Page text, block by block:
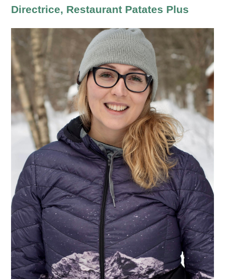
Directrice, Restaurant Patates Plus